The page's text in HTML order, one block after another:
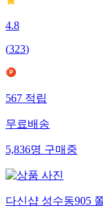
4.8
(323)
567 적립
무료배송
5,836명 구매중
다신샵 성수동905